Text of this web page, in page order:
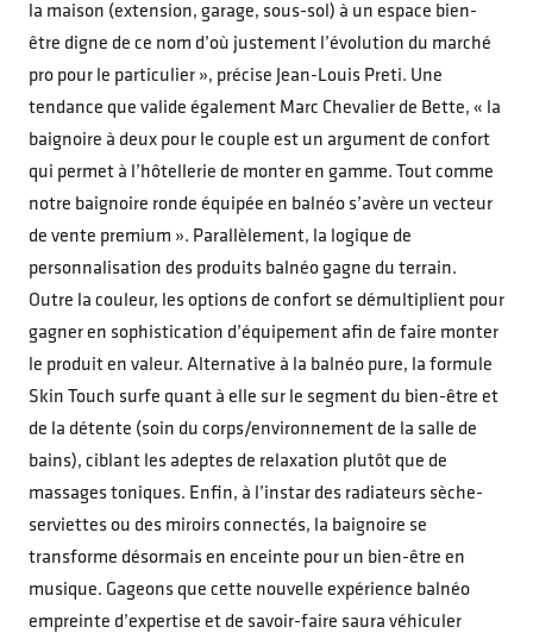
la maison (extension, garage, sous-sol) à un espace bien-
être digne de ce nom d’où justement l’évolution du marché
pro pour le particulier », précise Jean-Louis Preti. Une
tendance que valide également Marc Chevalier de Bette, « la
baignoire à deux pour le couple est un argument de confort
qui permet à l’hôtellerie de monter en gamme. Tout comme
notre baignoire ronde équipée en balnéo s’avère un vecteur
de vente premium ». Parallèlement, la logique de
personnalisation des produits balnéo gagne du terrain.
Outre la couleur, les options de confort se démultiplient pour
gagner en sophistication d’équipement afin de faire monter
le produit en valeur. Alternative à la balnéo pure, la formule
Skin Touch surfe quant à elle sur le segment du bien-être et
de la détente (soin du corps/environnement de la salle de
bains), ciblant les adeptes de relaxation plutôt que de
massages toniques. Enfin, à l’instar des radiateurs sèche-
serviettes ou des miroirs connectés, la baignoire se
transforme désormais en enceinte pour un bien-être en
musique. Gageons que cette nouvelle expérience balnéo
empreinte d’expertise et de savoir-faire saura véhiculer